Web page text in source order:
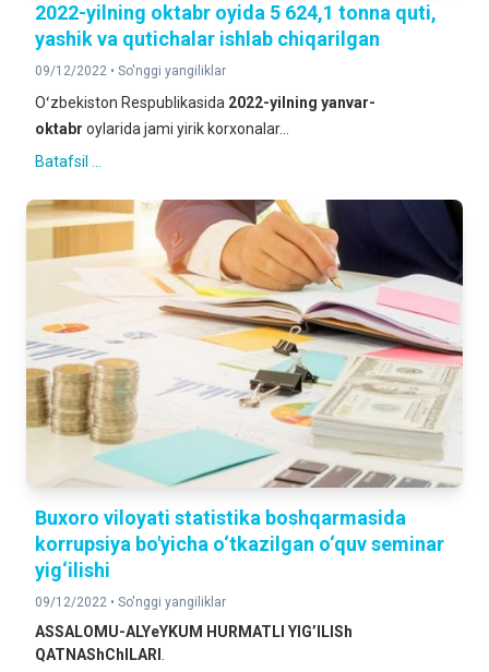
2022-yilning oktabr oyida 5 624,1 tonna quti,
yashik va qutichalar ishlab chiqarilgan
09/12/2022 • So'nggi yangiliklar
Oʻzbekiston Respublikasida 2022-yilning yanvar-
oktabr oylarida jami yirik korxonalar...
Batafsil ...
Buxoro viloyati statistika boshqarmasida
korrupsiya bo'yicha o‘tkazilgan o‘quv seminar
yig‘ilishi
09/12/2022 • So'nggi yangiliklar
ASSALOMU-ALYeYKUM HURMATLI YIG’ILISh
QATNAShChILARI